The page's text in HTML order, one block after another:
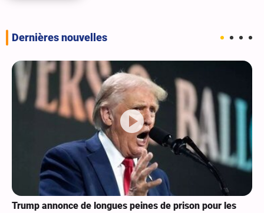
Dernières nouvelles
Trump annonce de longues peines de prison pour les